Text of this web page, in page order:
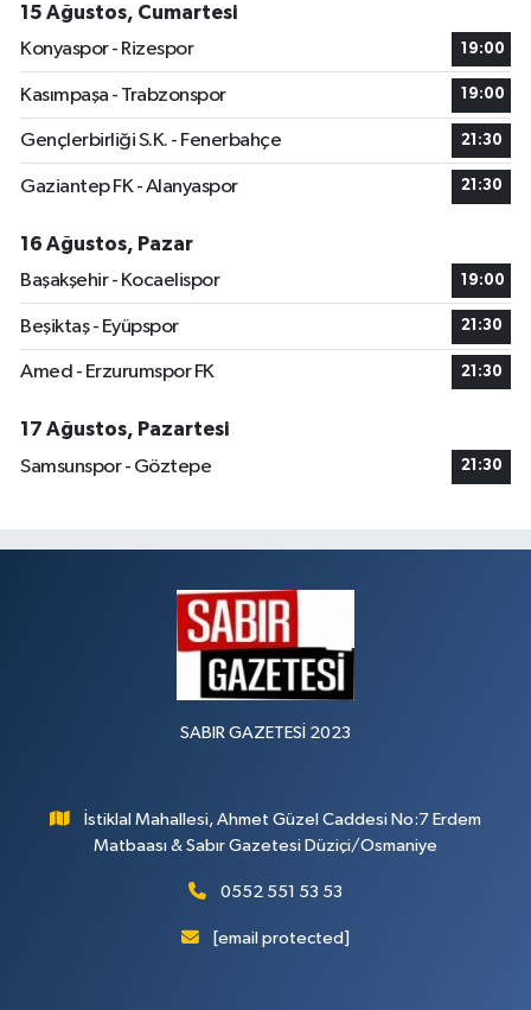
15 Ağustos, Cumartesi
Konyaspor - Rizespor
19:00
Kasımpaşa - Trabzonspor 19:00
Gençlerbirliği S.K. - Fenerbahçe 21:30
Gaziantep FK - Alanyaspor 21:30
16 Ağustos, Pazar
Başakşehir - Kocaelispor
19:00
Beşiktaş - Eyüpspor 21:30
Amed - Erzurumspor FK 21:30
17 Ağustos, Pazartesi
Samsunspor - Göztepe
21:30
SABIR GAZETESİ 2023
İstiklal Mahallesi, Ahmet Güzel Caddesi No:7 Erdem
Matbaası & Sabır Gazetesi Düziçi/Osmaniye
0552 551 53 53
[email protected]